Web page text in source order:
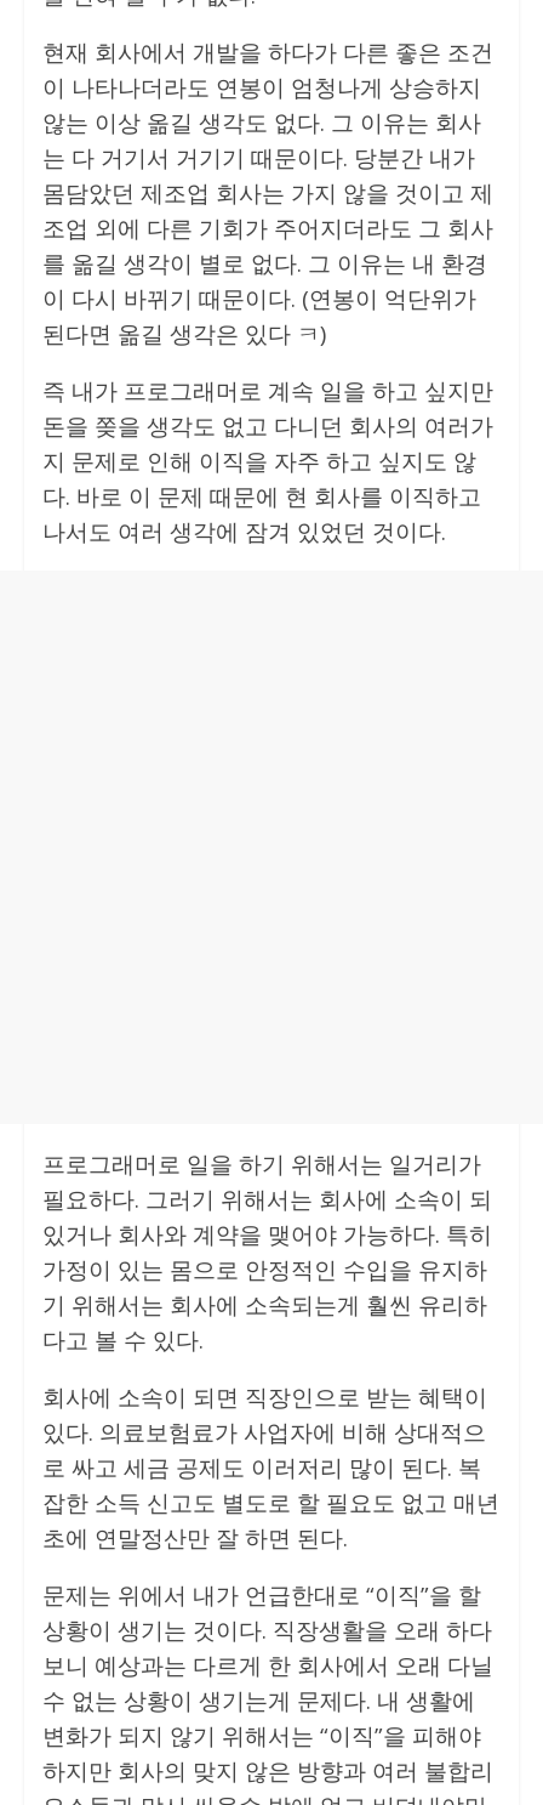
현재 회사에서 개발을 하다가 다른 좋은 조건
이 나타나더라도 연봉이 엄청나게 상승하지
않는 이상 옮길 생각도 없다. 그 이유는 회사
는 다 거기서 거기기 때문이다. 당분간 내가
몸담았던 제조업 회사는 가지 않을 것이고 제
조업 외에 다른 기회가 주어지더라도 그 회사
를 옮길 생각이 별로 없다. 그 이유는 내 환경
이 다시 바뀌기 때문이다. (연봉이 억단위가
된다면 옮길 생각은 있다 ㅋ)
즉 내가 프로그래머로 계속 일을 하고 싶지만
돈을 쫒을 생각도 없고 다니던 회사의 여러가
지 문제로 인해 이직을 자주 하고 싶지도 않
다. 바로 이 문제 때문에 현 회사를 이직하고
나서도 여러 생각에 잠겨 있었던 것이다.
프로그래머로 일을 하기 위해서는 일거리가
필요하다. 그러기 위해서는 회사에 소속이 되
있거나 회사와 계약을 맺어야 가능하다. 특히
가정이 있는 몸으로 안정적인 수입을 유지하
기 위해서는 회사에 소속되는게 훨씬 유리하
다고 볼 수 있다.
회사에 소속이 되면 직장인으로 받는 혜택이
있다. 의료보험료가 사업자에 비해 상대적으
로 싸고 세금 공제도 이러저리 많이 된다. 복
잡한 소득 신고도 별도로 할 필요도 없고 매년
초에 연말정산만 잘 하면 된다.
문제는 위에서 내가 언급한대로 “이직”을 할
상황이 생기는 것이다. 직장생활을 오래 하다
보니 예상과는 다르게 한 회사에서 오래 다닐
수 없는 상황이 생기는게 문제다. 내 생활에
변화가 되지 않기 위해서는 “이직”을 피해야
하지만 회사의 맞지 않은 방향과 여러 불합리